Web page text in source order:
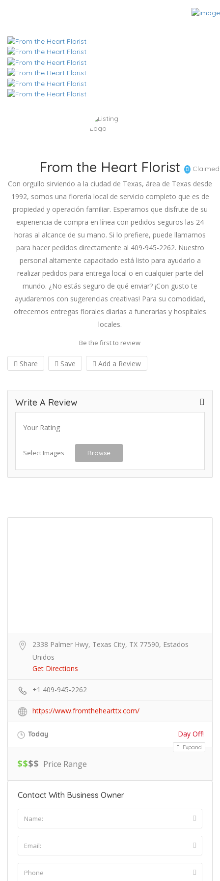
From the Heart Florist Claimed
Con orgullo sirviendo a la ciudad de Texas, área de Texas desde
1992, somos una florería local de servicio completo que es de
propiedad y operación familiar. Esperamos que disfrute de su
experiencia de compra en línea con pedidos seguros las 24
horas al alcance de su mano. Si lo prefiere, puede llamarnos
para hacer pedidos directamente al 409-945-2262. Nuestro
personal altamente capacitado está listo para ayudarlo a
realizar pedidos para entrega local o en cualquier parte del
mundo. ¿No estás seguro de qué enviar? ¡Con gusto te
ayudaremos con sugerencias creativas! Para su comodidad,
ofrecemos entregas florales diarias a funerarias y hospitales
locales.
Be the first to review
Share Save Add a Review
Write A Review
Your Rating
Select Images Browse
2338 Palmer Hwy, Texas City, TX 77590, Estados
Unidos
Get Directions
+1 409-945-2262
https://www.fromthehearttx.com/
Today Day Off!
Expand
$$$$ Price Range
Contact With Business Owner